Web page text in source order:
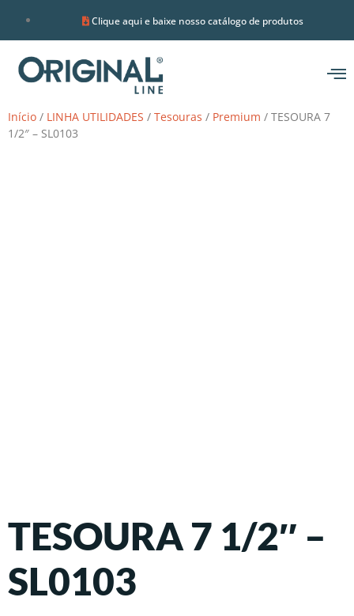
Clique aqui e baixe nosso catálogo de produtos
Início / LINHA UTILIDADES / Tesouras / Premium / TESOURA 7
1/2″ – SL0103
TESOURA 7 1/2″ –
SL0103